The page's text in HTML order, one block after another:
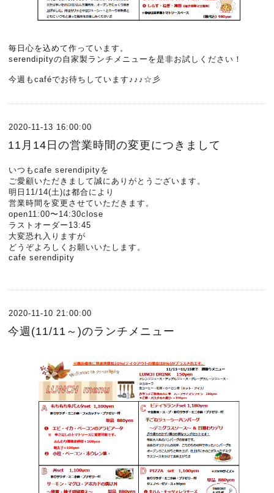
毎日心を込めて作っています。
serendipityの自家製ランチメニューを是非お試しください！
今週もcaféでお待ちしています♪♪♪☆彡
2020-11-13 16:00:00
11月14日の営業時間の変更につきまして
いつもcafe serendipityを
ご愛顧いただきまして誠にありがとうございます。
明日11/14(土)は都合により
営業時間を変更させていただきます。
open11:00〜14:30close
ラストオーダー13:45
大変恐れ入りますが
どうぞよろしくお願いいたします。
cafe serendipity
2020-11-10 21:00:00
今週(11/11～)のランチメニュー